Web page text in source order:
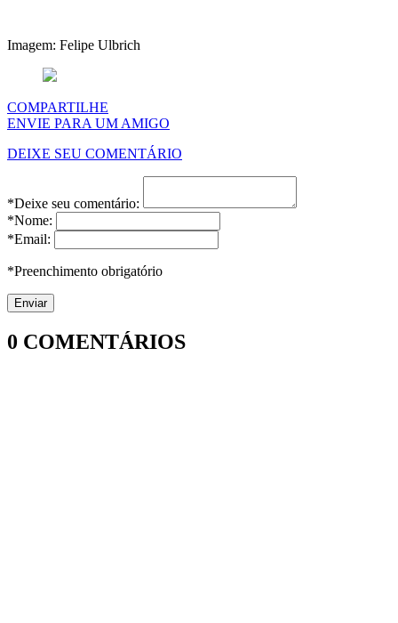
Imagem: Felipe Ulbrich
COMPARTILHE
ENVIE PARA UM AMIGO
DEIXE SEU COMENTÁRIO
*Deixe seu comentário:
*Nome:
*Email:
*Preenchimento obrigatório
0 COMENTÁRIOS